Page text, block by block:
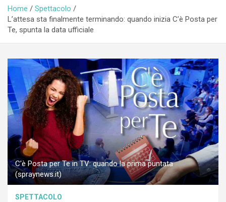
Home
Spettacolo
L’attesa sta finalmente terminando: quando inizia C’è Posta per
Te, spunta la data ufficiale
C'è Posta per Te in TV: quando la prima puntata
(spraynews.it)
SPETTACOLO